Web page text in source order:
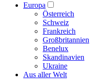
Europa
Österreich
Schweiz
Frankreich
Großbritannien
Benelux
Skandinavien
Ukraine
Aus aller Welt